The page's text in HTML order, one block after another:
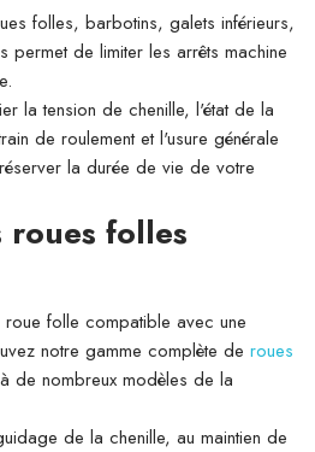
folles, barbotins, galets inférieurs,
permet de limiter les arrêts machine
la tension de chenille, l'état de la
de roulement et l'usure générale
la durée de vie de votre
roues folles
folle compatible avec une
notre gamme complète de roues
de nombreux modèles de la
de la chenille, au maintien de